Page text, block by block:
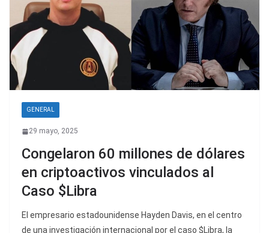
GENERAL
29 mayo, 2025
Congelaron 60 millones de dólares
en criptoactivos vinculados al
Caso $Libra
El empresario estadounidense Hayden Davis, en el centro
de una investigación internacional por el caso $Libra, la